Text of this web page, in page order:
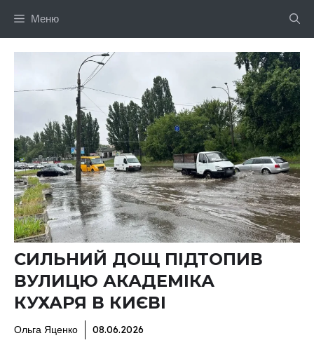
Меню
СИЛЬНИЙ ДОЩ ПІДТОПИВ
ВУЛИЦЮ АКАДЕМІКА
КУХАРЯ В КИЄВІ
Ольга Яценко 08.06.2026